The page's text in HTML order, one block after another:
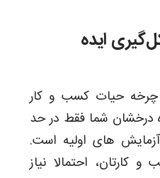
ایده
چرخه حیات کسب و کار
درخشان شما فقط در حد
های اولیه است.
کارتان، احتمالا نیاز